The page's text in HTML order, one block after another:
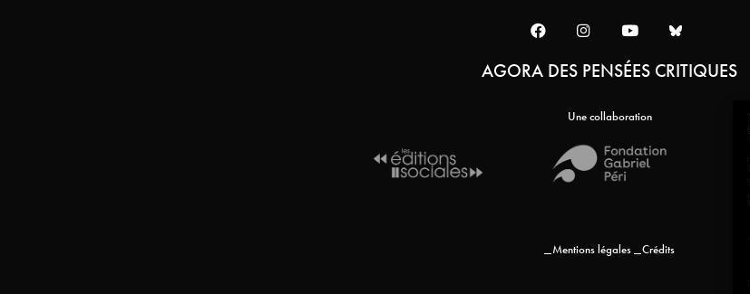
AGORA DES PENSÉES CRITIQUES
Une collaboration
Mentions légales Crédits